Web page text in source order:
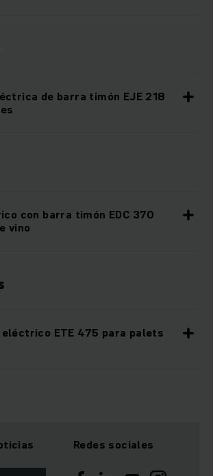
de barra timón EJE 218
con barra timón EDC 370
vino
ETE 475 para palets
Redes sociales